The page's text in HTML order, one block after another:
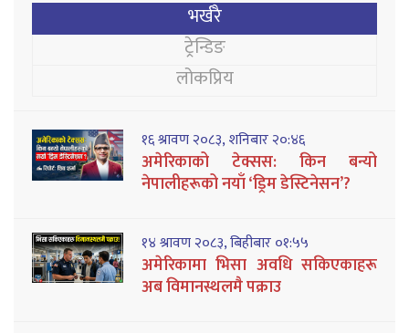
भर्खरै
ट्रेन्डिङ
लोकप्रिय
१६ श्रावण २०८३, शनिबार २०:४६
अमेरिकाको टेक्सस: किन बन्यो
नेपालीहरूको नयाँ ‘ड्रिम डेस्टिनेसन’?
१४ श्रावण २०८३, बिहीबार ०१:५५
अमेरिकामा भिसा अवधि सकिएकाहरू
अब विमानस्थलमै पक्राउ